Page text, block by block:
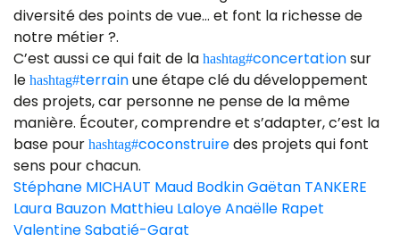
diversité des points de vue… et font la richesse de
notre métier ?.
C’est aussi ce qui fait de la hashtag#concertationsur
le hashtag#terrainune étape clé du développement
des projets, car personne ne pense de la même
manière. Écouter, comprendre et s’adapter, c’est la
base pour hashtag#coconstruiredes projets qui font
sens pour chacun.
Stéphane MICHAUT Maud BodkinGaëtan TANKERE
Laura Bauzon Matthieu LaloyeAnaëlle Rapet
Valentine Sabatié-Garat